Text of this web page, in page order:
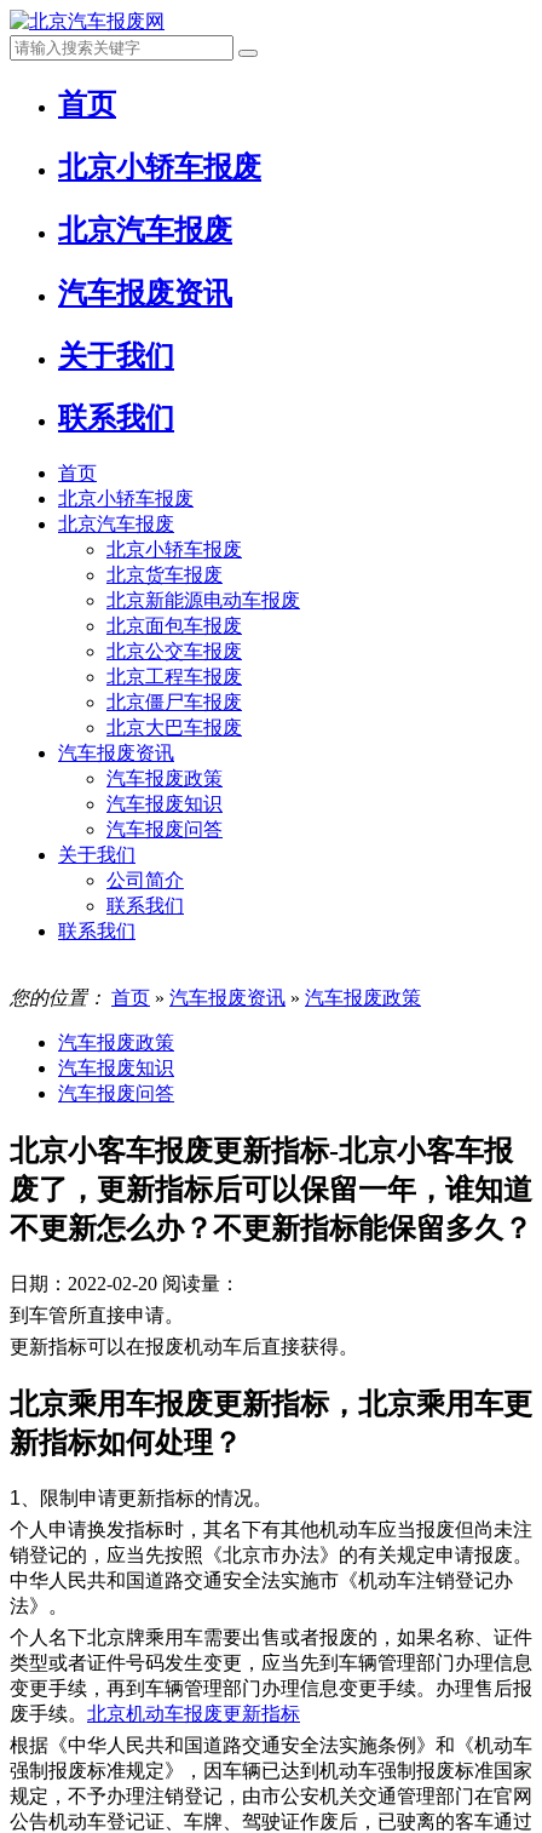
首页
北京小轿车报废
北京汽车报废
汽车报废资讯
关于我们
联系我们
首页
北京小轿车报废
北京汽车报废
北京小轿车报废
北京货车报废
北京新能源电动车报废
北京面包车报废
北京公交车报废
北京工程车报废
北京僵尸车报废
北京大巴车报废
汽车报废资讯
汽车报废政策
汽车报废知识
汽车报废问答
关于我们
公司简介
联系我们
联系我们
您的位置： 首页 » 汽车报废资讯 » 汽车报废政策
汽车报废政策
汽车报废知识
汽车报废问答
北京小客车报废更新指标-北京小客车报
废了，更新指标后可以保留一年，谁知道
不更新怎么办？不更新指标能保留多久？
日期：2022-02-20 阅读量：
到车管所直接申请。
更新指标可以在报废机动车后直接获得。
​北京乘用车报废更新指标，北京乘用车更
新指标如何处理？
1、限制申请更新指标的情况。
个人申请换发指标时，其名下有其他机动车应当报废但尚未注
销登记的，应当先按照《北京市办法》的有关规定申请报废。
中华人民共和国道路交通安全法实施市《机动车注销登记办
法》。
个人名下北京牌乘用车需要出售或者报废的，如果名称、证件
类型或者证件号码发生变更，应当先到车辆管理部门办理信息
变更手续，再到车辆管理部门办理信息变更手续。办理售后报
废手续。 北京机动车报废更新指标
根据《中华人民共和国道路交通安全法实施条例》和《机动车
强制报废标准规定》，因车辆已达到机动车强制报废标准国家
规定，不予办理注销登记，由市公安机关交通管理部门在官网
公告机动车登记证、车牌、驾驶证作废后，已驶离的客车通过